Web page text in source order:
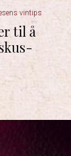
vintips
til å